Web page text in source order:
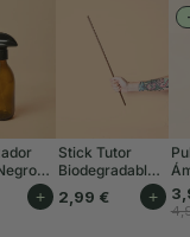
+
Stick Tutor
Biodegradable
50 cm
2,99 € +